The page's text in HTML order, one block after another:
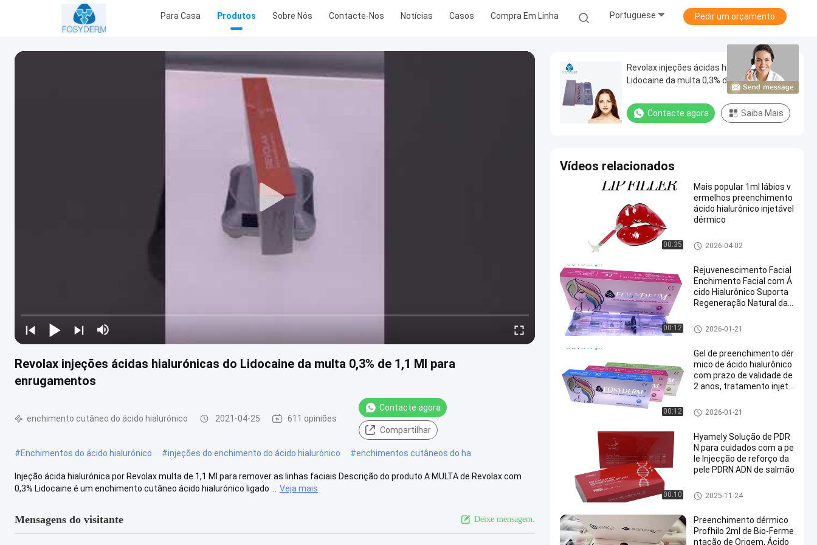
Para Casa Produtos Sobre Nós Contacte-Nos Notícias Casos Compra Em Linha Portuguese Pedir um orçamento
Revolax injeções ácidas hialurónicas do Lidocaine da multa 0,3% de 1,1 Ml para
enrugamentos
enchimento cutâneo do ácido hialurónico 2021-04-25 611 opiniões
Contacte agora
Compartilhar
#Enchimentos do ácido hialurónico #injeções do enchimento do ácido hialurónico #enchimentos cutâneos do ha
Injeção ácida hialurónica por Revolax multa de 1,1 Ml para remover as linhas faciais Descrição do produto A MULTA de Revolax com
0,3% Lidocaine é um enchimento cutâneo ácido hialurónico ligado ...
Veja mais
Mensagens do visitante Deixe mensagem.
Revolax injeções ácidas hialurónicas do
Lidocaine da multa 0,3% de 1,1 Ml para
Contacte agora Saiba Mais
Vídeos relacionados
00:35
Mais popular 1ml lábios v
ermelhos preenchimento
ácido hialurônico injetável
dérmico
enchimento cutâneo do ácido
hialurónico
2026-04-02
00:12
Rejuvenescimento Facial
Enchimento Facial com Á
cido Hialurônico Suporta
Regeneração Natural da
enchimento cutâneo do ácido
hialurónico
2026-01-21
00:12
Gel de preenchimento dér
mico de ácido hialurônico
com prazo de validade de
2 anos, tratamento injetá
ra rejuvenescimento da p
ele e restauração de volu
enchimento cutâneo do ácido
hialurónico
2026-01-21
00:10
Hyamely Solução de PDR
N para cuidados com a pe
le Injecção de reforço da
pele PDRN ADN de salmão
estético2025-11-24
Preenchimento dérmico
Profhilo 2ml de Bio-Ferme
ntação de Origem, Ácido